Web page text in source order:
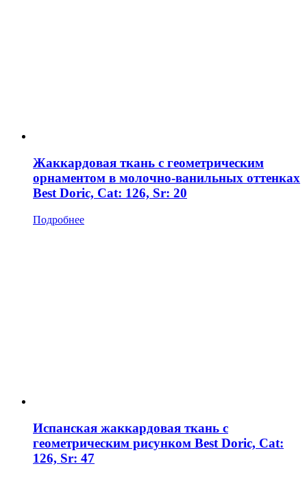
Жаккардовая ткань с геометрическим
орнаментом в молочно-ванильных оттенках
Best Doric, Cat: 126, Sr: 20
Подробнее
Испанская жаккардовая ткань с
геометрическим рисунком Best Doric, Cat:
126, Sr: 47